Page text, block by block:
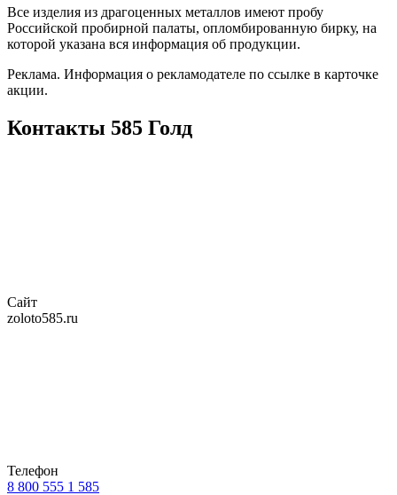
Все изделия из драгоценных металлов имеют пробу
Российской пробирной палаты, опломбированную бирку, на
которой указана вся информация об продукции.
Реклама. Информация о рекламодателе по ссылке в карточке
акции.
Контакты 585 Голд
Сайт
zoloto585.ru
Телефон
8 800 555 1 585